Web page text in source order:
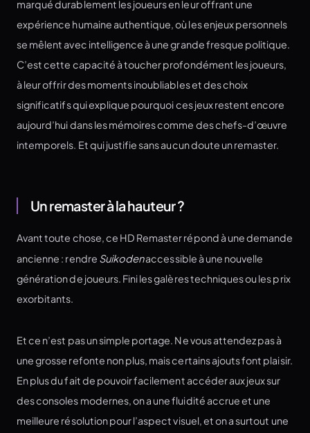
marqué durablement les joueurs en leur offrant une
expérience humaine authentique, où les enjeux personnels
se mêlent avec intelligence à une grande fresque politique.
C’est cette capacité à toucher profondément les joueurs,
à leur offrir des moments inoubliables et des choix
significatifs qui explique pourquoi ces jeux restent encore
aujourd’hui dans les mémoires comme des chefs-d’œuvre
intemporels. Et qui justifie sans aucun doute un remaster.
Un remaster à la hauteur ?
Avant toute chose, ce HD Remaster répond à une demande
ancienne : rendre Suikodenaccessible à une nouvelle
génération de joueurs. Fini les galères techniques ou les prix
exorbitants.
Et ce n’est pas un simple portage. Ne vous attendez pas à
une grosse refonte non plus, mais certains ajouts font plaisir.
En plus du fait de pouvoir facilement accéder aux jeux sur
des consoles modernes, on a une fluidité accrue et une
meilleure résolution pour l’aspect visuel, et on a surtout une